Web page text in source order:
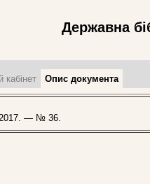
Державна
кабінет Опис документа
— № 36.